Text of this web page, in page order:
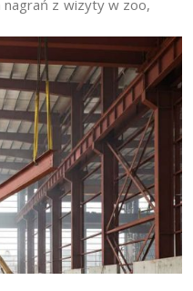
z wizyty w zoo,